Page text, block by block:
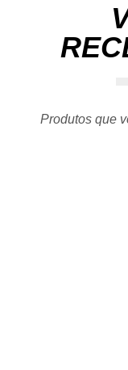
Produtos que